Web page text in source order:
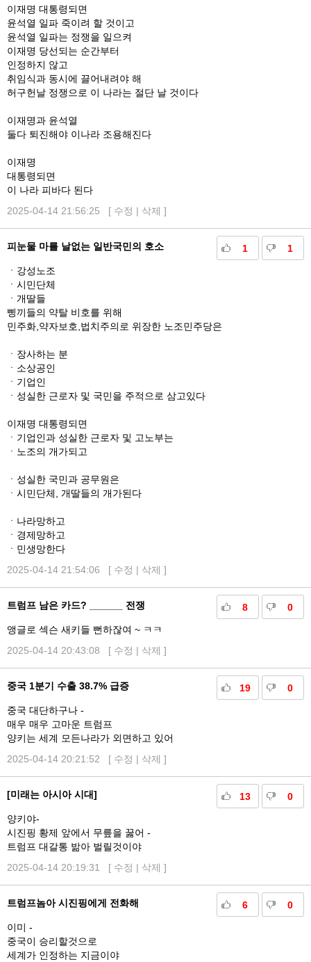
이재명 대통령되면
윤석열 일파 죽이려 할 것이고
윤석열 일파는 정쟁을 일으켜
이재명 당선되는 순간부터
인정하지 않고
취임식과 동시에 끌어내려야 해
허구헌날 정쟁으로 이 나라는 절단 날 것이다
이재명과 윤석열
둘다 퇴진해야 이나라 조용해진다
이재명
대통령되면
이 나라 피바다 된다
2025-04-14 21:56:25 [ 수정 | 삭제 ]
1 1
피눈물 마를 날없는 일반국민의 호소
ㆍ강성노조
ㆍ시민단체
ㆍ개딸들
삥끼들의 약탈 비호를 위해
민주화,약자보호,법치주의로 위장한 노조민주당은
ㆍ장사하는 분
ㆍ소상공인
ㆍ기업인
ㆍ성실한 근로자 및 국민을 주적으로 삼고있다
이재명 대통령되면
ㆍ기업인과 성실한 근로자 및 고노부는
ㆍ노조의 개가되고
ㆍ성실한 국민과 공무원은
ㆍ시민단체, 개딸들의 개가된다
ㆍ나라망하고
ㆍ경제망하고
ㆍ민생망한다
2025-04-14 21:54:06 [ 수정 | 삭제 ]
8 0
트럼프 남은 카드? ______ 전쟁
앵글로 섹슨 새키들 뻔하잖여 ~ ㅋㅋ
2025-04-14 20:43:08 [ 수정 | 삭제 ]
19 0
중국 1분기 수출 38.7% 급증
중국 대단하구나 -
매우 매우 고마운 트럼프
양키는 세계 모든나라가 외면하고 있어
2025-04-14 20:21:52 [ 수정 | 삭제 ]
13 0
[미래는 아시아 시대]
양키야-
시진핑 황제 앞에서 무릎을 꿇어 -
트럼프 대갈통 밞아 벌릴것이야
2025-04-14 20:19:31 [ 수정 | 삭제 ]
6 0
트럼프놈아 시진핑에게 전화해
이미 -
중국이 승리할것으로
세계가 인정하는 지금이야